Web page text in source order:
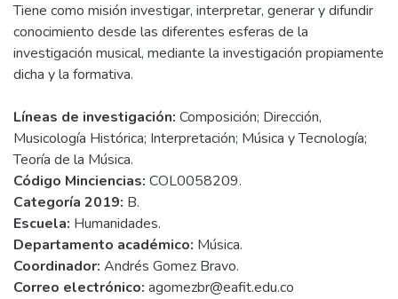
Tiene como misión investigar, interpretar, generar y difundir
conocimiento desde las diferentes esferas de la
investigación musical, mediante la investigación propiamente
dicha y la formativa.
Líneas de investigación: Composición; Dirección,
Musicología Histórica; Interpretación; Música y Tecnología;
Teoría de la Música.
Código Minciencias: COL0058209.
Categoría 2019: B.
Escuela: Humanidades.
Departamento académico: Música.
Coordinador: Andrés Gomez Bravo.
Correo electrónico: agomezbr@eafit.edu.co